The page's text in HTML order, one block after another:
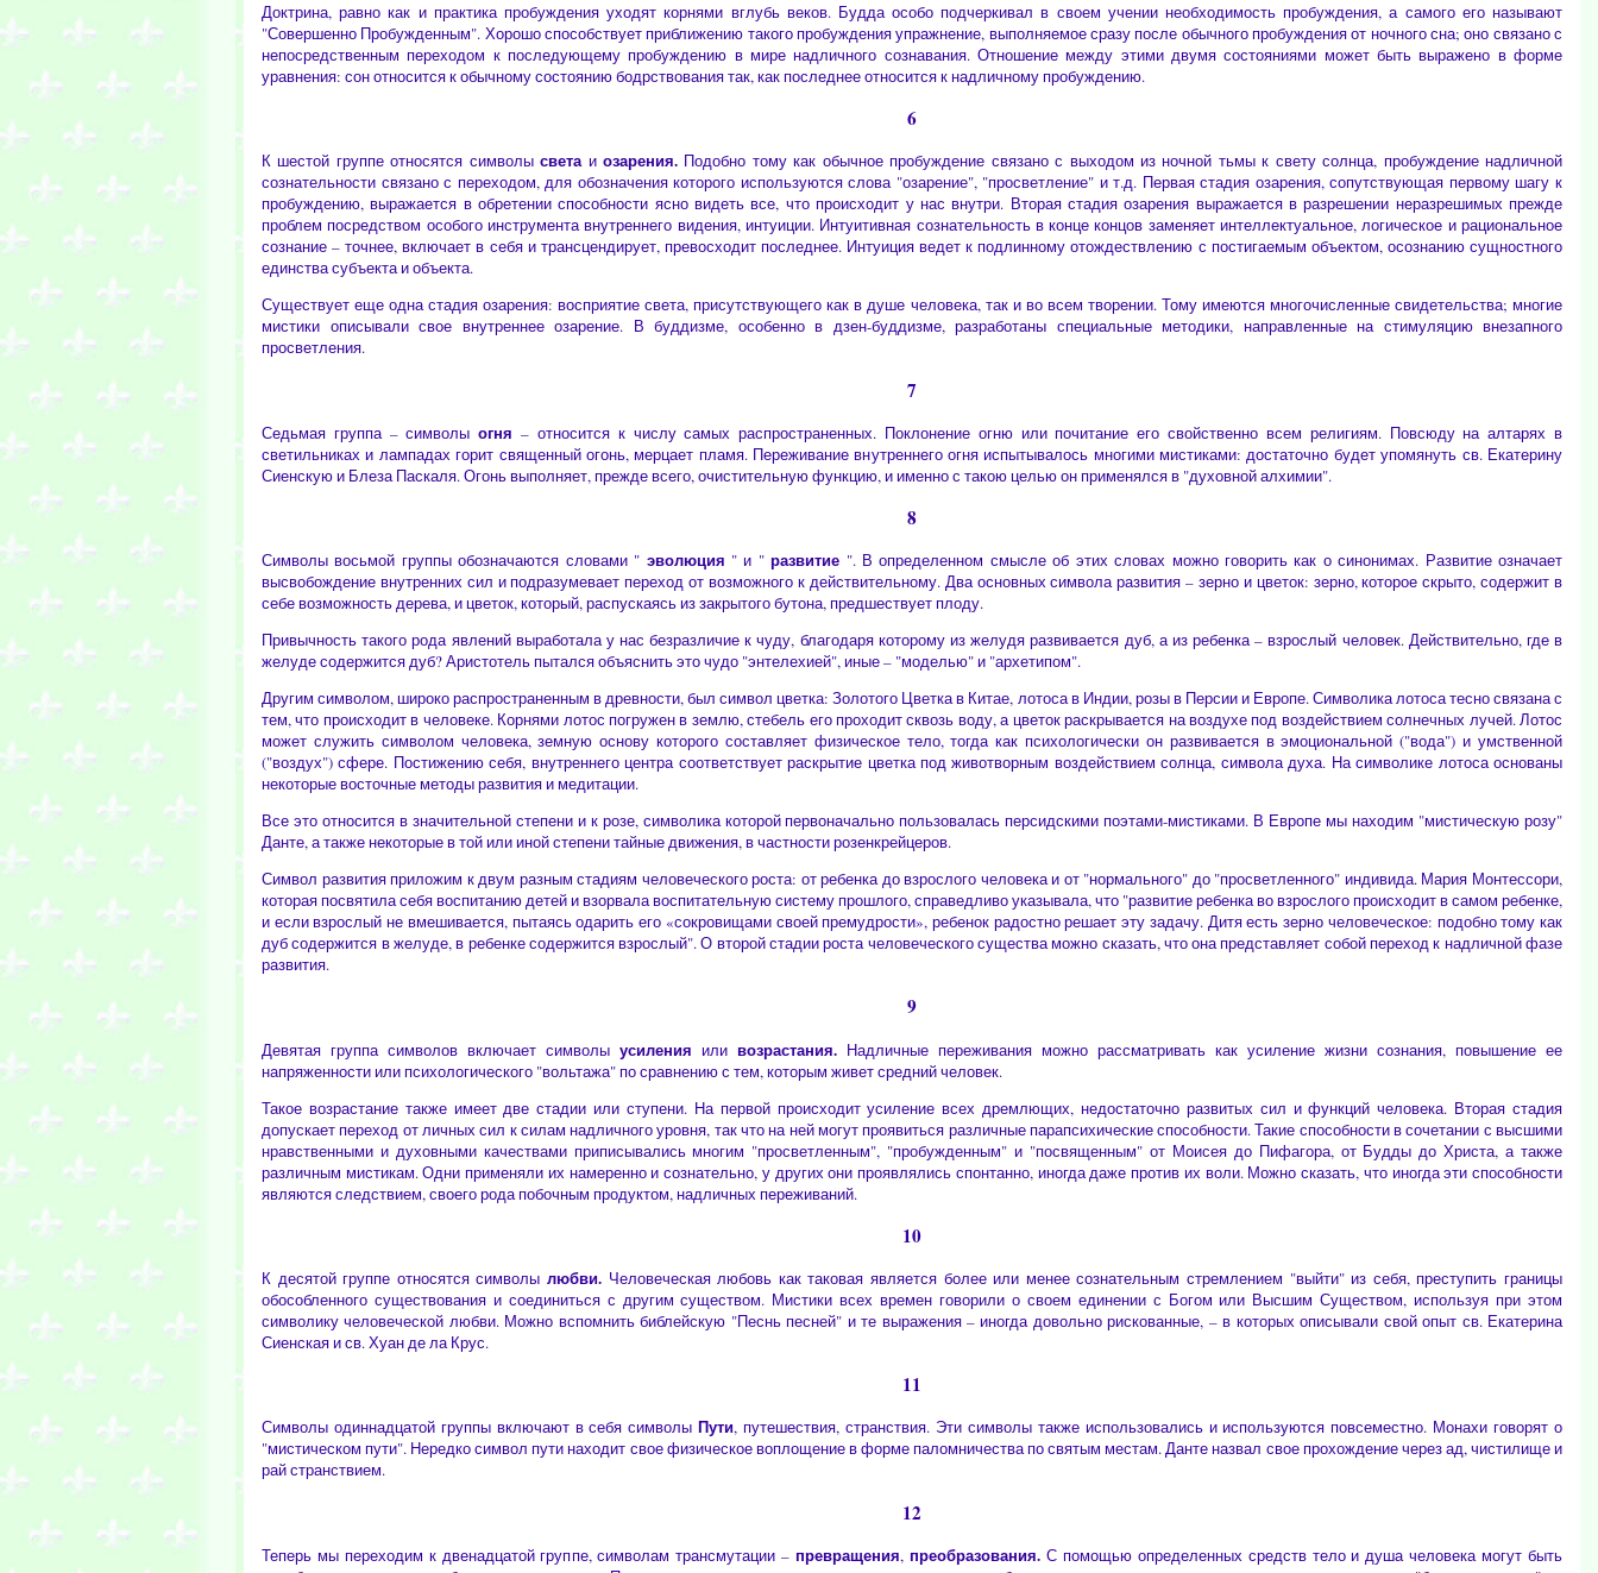
Доктрина, равно как и практика пробуждения уходят корнями вглубь веков. Будда особо подчеркивал в своем учении необходимость пробуждения, а самого его называют
"Совершенно Пробужденным". Хорошо способствует приближению такого пробуждения упражнение, выполняемое сразу после обычного пробуждения от ночного сна; оно связано с
непосредственным переходом к последующему пробуждению в мире надличного сознавания. Отношение между этими двумя состояниями может быть выражено в форме
уравнения: сон относится к обычному состоянию бодрствования так, как последнее относится к надличному пробуждению.
6
К шестой группе относятся символысвета иозарения. Подобно тому как обычное пробуждение связано с выходом из ночной тьмы к свету солнца, пробуждение надличной
сознательности связано с переходом, для обозначения которого используются слова "озарение", "просветление" и т.д. Первая стадия озарения, сопутствующая первому шагу к
пробуждению, выражается в обретении способности ясно видеть все, что происходит у нас внутри. Вторая стадия озарения выражается в разрешении неразрешимых прежде
проблем посредством особого инструмента внутреннего видения, интуиции. Интуитивная сознательность в конце концов заменяет интеллектуальное, логическое и рациональное
сознание – точнее, включает в себя и трансцендирует, превосходит последнее. Интуиция ведет к подлинному отождествлению с постигаемым объектом, осознанию сущностного
единства субъекта и объекта.
Существует еще одна стадия озарения: восприятие света, присутствующего как в душе человека, так и во всем творении. Тому имеются многочисленные свидетельства; многие
мистики описывали свое внутреннее озарение. В буддизме, особенно в дзен-буддизме, разработаны специальные методики, направленные на стимуляцию внезапного
просветления.
7
Седьмая группа – символыогня– относится к числу самых распространенных. Поклонение огню или почитание его свойственно всем религиям. Повсюду на алтарях в
светильниках и лампадах горит священный огонь, мерцает пламя. Переживание внутреннего огня испытывалось многими мистиками: достаточно будет упомянуть св. Екатерину
Сиенскую и Блеза Паскаля. Огонь выполняет, прежде всего, очистительную функцию, и именно с такою целью он применялся в "духовной алхимии".
8
Символы восьмой группы обозначаются словами " эволюция " и "развитие ". В определенном смысле об этих словах можно говорить как о синонимах. Развитие означает
высвобождение внутренних сил и подразумевает переход от возможного к действительному. Два основных символа развития – зерно и цветок: зерно, которое скрыто, содержит в
себе возможность дерева, и цветок, который, распускаясь из закрытого бутона, предшествует плоду.
Привычность такого рода явлений выработала у нас безразличие к чуду, благодаря которому из желудя развивается дуб, а из ребенка – взрослый человек. Действительно, где в
желуде содержится дуб? Аристотель пытался объяснить это чудо "энтелехией", иные – "моделью" и "архетипом".
Другим символом, широко распространенным в древности, был символ цветка: Золотого Цветка в Китае, лотоса в Индии, розы в Персии и Европе. Символика лотоса тесно связана с
тем, что происходит в человеке. Корнями лотос погружен в землю, стебель его проходит сквозь воду, а цветок раскрывается на воздухе под воздействием солнечных лучей. Лотос
может служить символом человека, земную основу которого составляет физическое тело, тогда как психологически он развивается в эмоциональной ("вода") и умственной
("воздух") сфере. Постижению себя, внутреннего центра соответствует раскрытие цветка под животворным воздействием солнца, символа духа. На символике лотоса основаны
некоторые восточные методы развития и медитации.
Все это относится в значительной степени и к розе, символика которой первоначально пользовалась персидскими поэтами-мистиками. В Европе мы находим "мистическую розу"
Данте, а также некоторые в той или иной степени тайные движения, в частности розенкрейцеров.
Символ развития приложим к двум разным стадиям человеческого роста: от ребенка до взрослого человека и от "нормального" до "просветленного" индивида. Мария Монтессори,
которая посвятила себя воспитанию детей и взорвала воспитательную систему прошлого, справедливо указывала, что "развитие ребенка во взрослого происходит в самом ребенке,
и если взрослый не вмешивается, пытаясь одарить его «сокровищами своей премудрости», ребенок радостно решает эту задачу. Дитя есть зерно человеческое: подобно тому как
дуб содержится в желуде, в ребенке содержится взрослый". О второй стадии роста человеческого существа можно сказать, что она представляет собой переход к надличной фазе
развития.
9
Девятая группа символов включает символы усиления или возрастания. Надличные переживания можно рассматривать как усиление жизни сознания, повышение ее
напряженности или психологического "вольтажа" по сравнению с тем, которым живет средний человек.
Такое возрастание также имеет две стадии или ступени. На первой происходит усиление всех дремлющих, недостаточно развитых сил и функций человека. Вторая стадия
допускает переход от личных сил к силам надличного уровня, так что на ней могут проявиться различные парапсихические способности. Такие способности в сочетании с высшими
нравственными и духовными качествами приписывались многим "просветленным", "пробужденным" и "посвященным" от Моисея до Пифагора, от Будды до Христа, а также
различным мистикам. Одни применяли их намеренно и сознательно, у других они проявлялись спонтанно, иногда даже против их воли. Можно сказать, что иногда эти способности
являются следствием, своего рода побочным продуктом, надличных переживаний.
10
К десятой группе относятся символы любви. Человеческая любовь как таковая является более или менее сознательным стремлением "выйти" из себя, преступить границы
обособленного существования и соединиться с другим существом. Мистики всех времен говорили о своем единении с Богом или Высшим Существом, используя при этом
символику человеческой любви. Можно вспомнить библейскую "Песнь песней" и те выражения – иногда довольно рискованные, – в которых описывали свой опыт св. Екатерина
Сиенская и св. Хуан де ла Крус.
11
Символы одиннадцатой группы включают в себя символыПути, путешествия, странствия. Эти символы также использовались и используются повсеместно. Монахи говорят о
"мистическом пути". Нередко символ пути находит свое физическое воплощение в форме паломничества по святым местам. Данте назвал свое прохождение через ад, чистилище и
рай странствием.
12
Теперь мы переходим к двенадцатой группе, символам трансмутации –превращения,преобразования. С помощью определенных средств тело и душа человека могут быть